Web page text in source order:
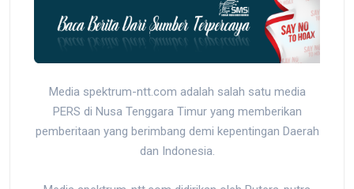
Media spektrum-ntt.com adalah salah satu media
PERS di Nusa Tenggara Timur yang memberikan
pemberitaan yang berimbang demi kepentingan Daerah
dan Indonesia.